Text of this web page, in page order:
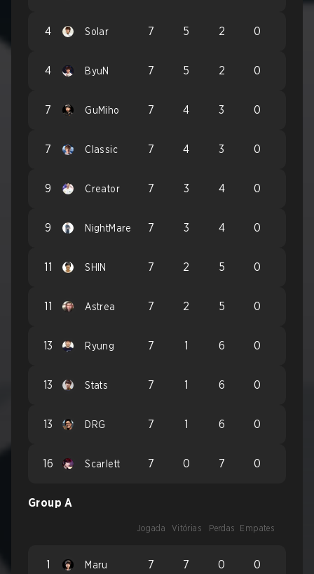
4 Solar 7 5 2 0
4 ByuN 7 5 2 0
7 GuMiho 7 4 3 0
7 Classic 7 4 3 0
9 Creator 7 3 4 0
9 NightMare 7 3 4 0
11 SHIN 7 2 5 0
11 Astrea 7 2 5 0
13 Ryung 7 1 6 0
13 Stats 7 1 6 0
13 DRG 7 1 6 0
16 Scarlett 7 0 7 0
Group A
Jogada Vitórias Perdas Empates
1 Maru 7 7 0 0